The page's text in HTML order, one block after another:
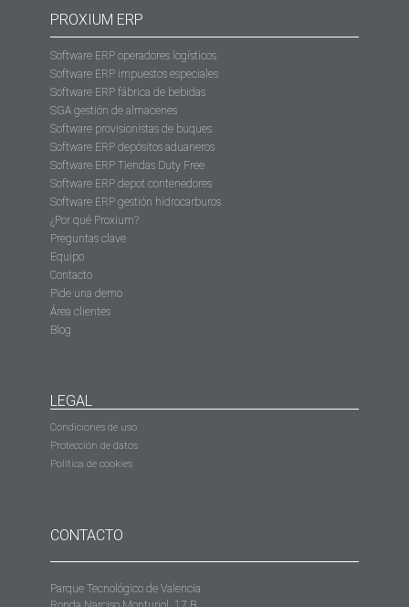
PROXIUM ERP
Software ERP operadores logísticos
Software ERP impuestos especiales
Software ERP fábrica de bebidas
SGA gestión de almacenes
Software provisionistas de buques
Software ERP depósitos aduaneros
Software ERP Tiendas Duty Free
Software ERP depot contenedores
Software ERP gestión hidrocarburos
¿Por qué Proxium?
Preguntas clave
Equipo
Contacto
Pide una demo
Área clientes
Blog
LEGAL
Condiciones de uso
Protección de datos
Política de cookies
CONTACTO
Parque Tecnológico de Valencia